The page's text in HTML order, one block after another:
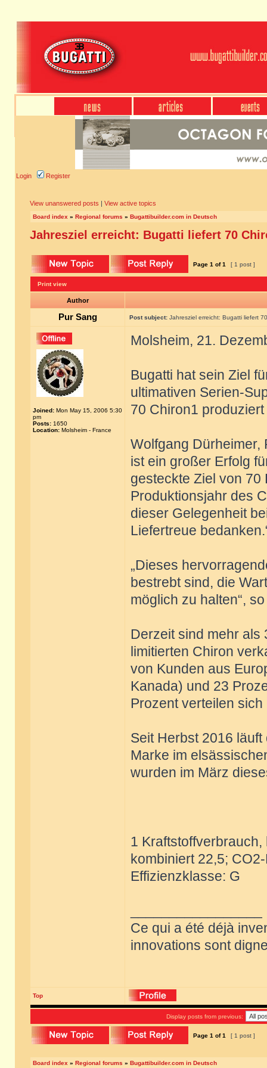
Login Register
View unanswered posts | View active topics
Board index » Regional forums » Bugattibuilder.com in Deutsch
Jahresziel erreicht: Bugatti liefert 70
Page 1 of1 [ 1 post ]
Print view
Author
Pur Sang Post subject: Jahresziel erreicht: Bugatti liefert
Joined: Mon May 15, 2006 5:30
pm
Posts: 1650
Location: Molsheim - France
Molsheim, 21.
Bugatti hat sein Ziel
ultimativen Serien-
70 Chiron1
Wolfgang Dürheimer,
ist ein großer Erfolg
gesteckte Ziel von
Produktionsjahr des
dieser Gelegenheit
Liefertreue
„Dieses
bestrebt sind, die
möglich zu halten“,
Derzeit sind mehr als
limitierten Chiron
von Kunden aus
Kanada) und 23
Prozent verteilen
Seit Herbst 2016
Marke im
wurden im März
1
kombiniert 22,5;
Effizienzklasse: G
Ce qui a été déjà
innovations sont
Top
Display posts from previous:
Page 1 of1 [ 1 post ]
Board index » Regional forums » Bugattibuilder.com in Deutsch